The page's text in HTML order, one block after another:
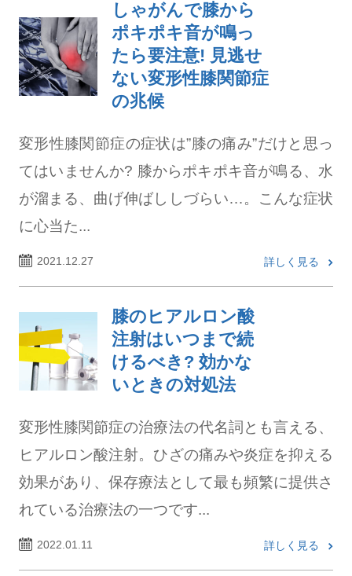
しゃがんで膝から
ポキポキ音が鳴っ
たら要注意! 見逃せ
ない変形性膝関節症
の兆候
変形性膝関節症の症状は”膝の痛み”だけと思っ
てはいませんか? 膝からポキポキ音が鳴る、水
が溜まる、曲げ伸ばししづらい…。こんな症状
に心当た...
2021.12.27 詳しく見る
膝のヒアルロン酸
注射はいつまで続
けるべき? 効かな
いときの対処法
変形性膝関節症の治療法の代名詞とも言える、
ヒアルロン酸注射。ひざの痛みや炎症を抑える
効果があり、保存療法として最も頻繁に提供さ
れている治療法の一つです...
2022.01.11 詳しく見る